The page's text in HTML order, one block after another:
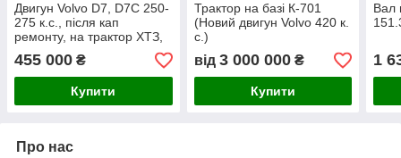
Двигун Volvo D7, D7C 250-
275 к.с., після кап
ремонту, на трактор ХТЗ,
Т-150 з комплектом для
встановлення
455 000 ₴
Купити
Трактор на базі К-701
(Новий двигун Volvo 420 к.
с.)
від 3 000 000₴
Купити
Вал
1
Про нас